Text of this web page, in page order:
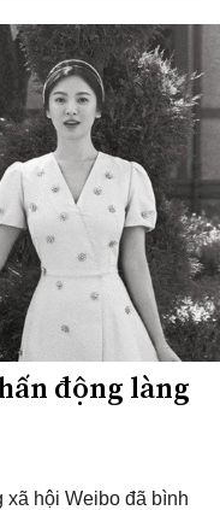
động làng
xã hội Weibo đã bình